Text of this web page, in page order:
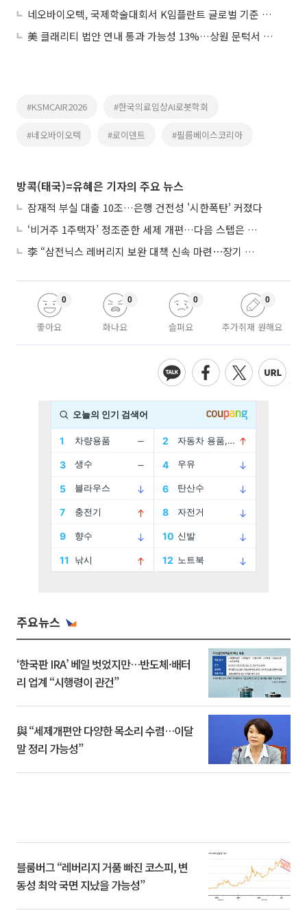
네오바이오텍, 국제학술대회서 K임플란트 글로벌 기준 제시
美 클래리티 법안 연내 통과 가능성 13%…상원 문턱서 제동
#KSMCAIR2026 #한국의료임상AI로봇학회
#네오바이오텍 #로이덴트 #필름베이스코리아
방콕(태국)=유혜은 기자의 주요 뉴스
잠재적 부실 대출 10조…은행 건전성 '시한폭탄' 커졌다
‘비거주 1주택자’ 정조준한 세제 개편…다음 스텝은 금융 대책
李 “삼전닉스 레버리지 보완 대책 신속 마련⋯장기 채무 과감히 탕감”
좋아요
0
화나요
0
슬퍼요
0
추가취재 원해요
0
주요뉴스
‘한국판 IRA’ 베일 벗었지만…반도체·배터
리 업계 “시행령이 관건”
與 “세제개편안 다양한 목소리 수렴…이달
말 정리 가능성”
블룸버그 “레버리지 거품 빠진 코스피, 변
동성 최악 국면 지났을 가능성”